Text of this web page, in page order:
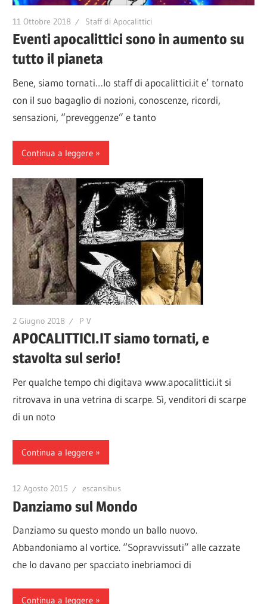
11 Ottobre 2018 Staff di Apocalittici
Eventi apocalittici sono in aumento su
tutto il pianeta
Bene, siamo tornati…lo staff di apocalittici.it e’ tornato
con il suo bagaglio di nozioni, conoscenze, ricordi,
sensazioni, “preveggenze” e tanto
Continua a leggere
2 Giugno 2018 P V
APOCALITTICI.IT siamo tornati, e
stavolta sul serio!
Per qualche tempo chi digitava www.apocalittici.it si
ritrovava in una vetrina di scarpe. Sì, venditori di scarpe
di un noto
Continua a leggere
12 Agosto 2015 escansibus
Danziamo sul Mondo
Danziamo su questo mondo un ballo nuovo.
Abbandoniamo al vortice. “Sopravvissuti” alle cazzate
che lo davano per spacciato inebriamoci di
Continua a leggere